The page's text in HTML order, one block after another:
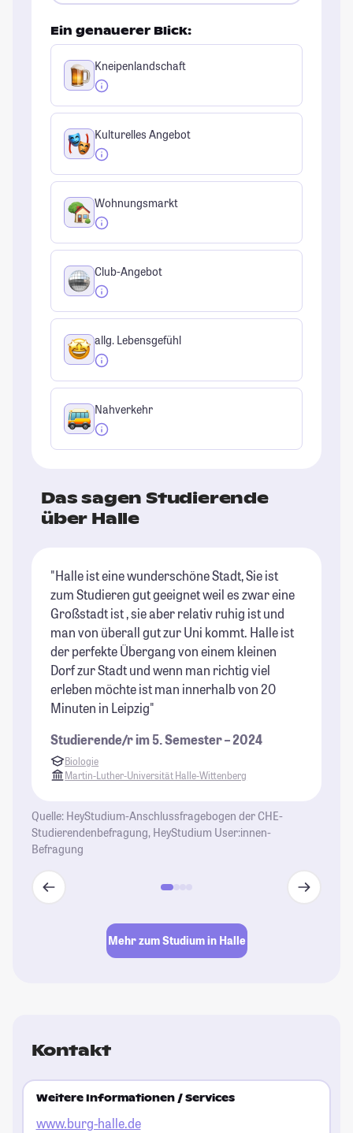
Ein genauerer Blick:
Kneipenlandschaft
Kulturelles Angebot
Wohnungsmarkt
Club-Angebot
allg. Lebensgefühl
Nahverkehr
Das sagen Studierende
über Halle
"Halle ist eine wunderschöne Stadt, Sie ist
zum Studieren gut geeignet weil es zwar eine
Großstadt ist , sie aber relativ ruhig ist und
man von überall gut zur Uni kommt. Halle ist
der perfekte Übergang von einem kleinen
Dorf zur Stadt und wenn man richtig viel
erleben möchte ist man innerhalb von 20
Minuten in Leipzig"
Studierende/r im 5. Semester – 2024
Biologie
Martin-Luther-Universität Halle-Wittenberg
Quelle: HeyStudium-Anschlussfragebogen der CHE-
Studierendenbefragung, HeyStudium User:innen-
Befragung
Mehr zum Studium in Halle
Kontakt
Weitere Informationen / Services
www.burg-halle.de